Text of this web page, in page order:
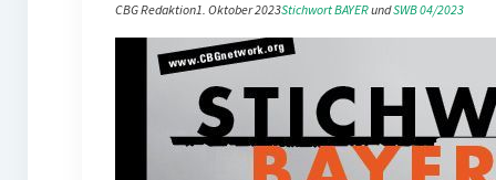
CBG Redaktion1. Oktober 2023Stichwort BAYER und SWB 04/2023